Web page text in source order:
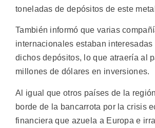
toneladas de depósitos de este
También informó que varias
internacionales estaban interesadas
dichos depósitos, lo que atraería al
millones de dólares en inversiones.
Al igual que otros países de la
borde de la bancarrota por la crisis
financiera que azuela a Europa e